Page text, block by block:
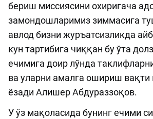
бериш миссиясини охиригача
замондошларимиз зиммасига
авлод бизни журъатсизликда
кун тартибига чиққан бу ўта
ечимига доир лўнда
ва уларни амалга ошириш вақти
ёзади Алишер Абдураззоқов.
У ўз мақоласида бунинг ечими